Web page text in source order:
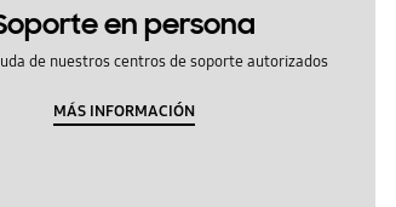
en persona
de nuestros centros de soporte autorizados
MÁS INFORMACIÓN